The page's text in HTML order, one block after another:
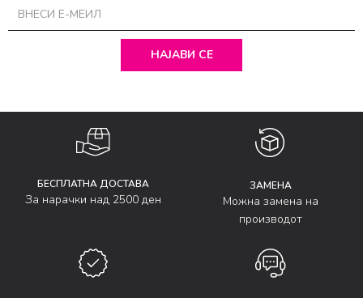
НАЈАВИ СЕ
БЕСПЛАТНА ДОСТАВА
За нарачки над 2500 ден
ЗАМЕНА
Можна замена на
производот